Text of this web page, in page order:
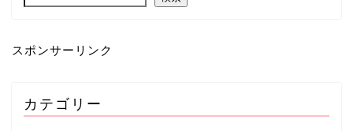
スポンサーリンク
カテゴリー